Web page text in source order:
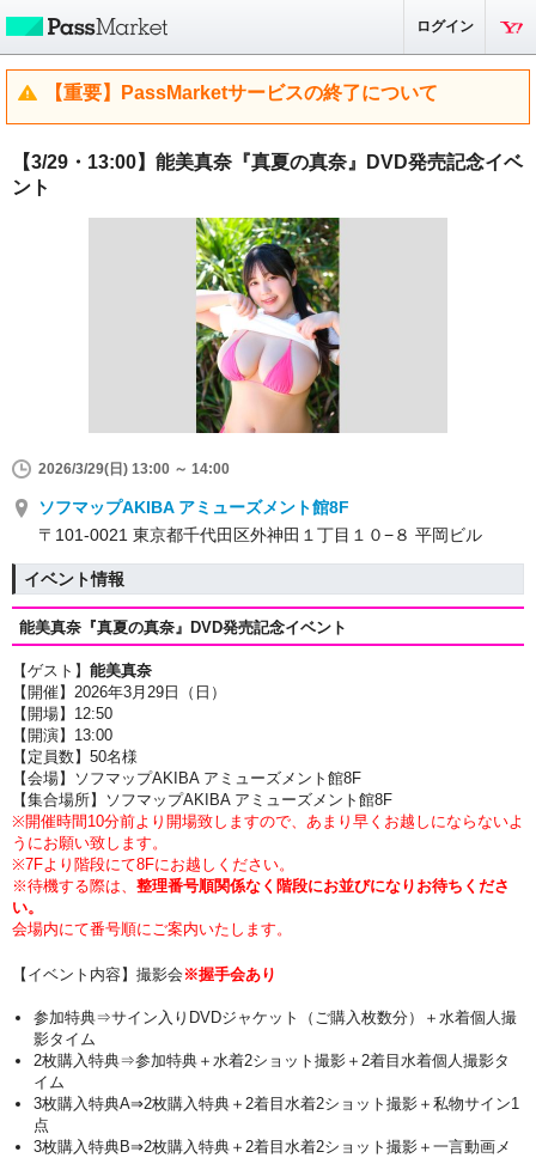
ログイン
【重要】PassMarketサービスの終了について
【3/29・13:00】能美真奈『真夏の真奈』DVD発売記念イベ
ント
2026/3/29(日) 13:00 ～ 14:00
ソフマップAKIBA アミューズメント館8F
〒101-0021 東京都千代田区外神田１丁目１０−８ 平岡ビル
イベント情報
能美真奈『真夏の真奈』 DVD発売記念イベント
【ゲスト】 能美真奈
【開催】2026年3月29日（日）
【開場】12:50
【開演】13:00
【定員数】50名様
【会場】ソフマップAKIBA アミューズメント館8F
【集合場所】ソフマップAKIBA アミューズメント館8F
※開催時間10分前より開場致しますので、あまり早くお越しにならないよ
うにお願い致します。
※7Fより階段にて8Fにお越しください。
※待機する際は、 整理番号順関係なく階段にお並びになりお待ちくださ
い。
会場内にて番号順にご案内いたします。
【イベント内容】撮影会 ※握手会あり
参加特典⇒サイン入りDVDジャケット（ご購入枚数分）＋ 水着個人撮
影タイム
2枚購入特典⇒参加特典 ＋水着2ショット撮影 ＋2着目水着個人撮影タ
イム
3枚購入特典A⇒2枚購入特典＋2着目水着2ショット撮影＋私物サイン1
点
3枚購入特典B⇒2枚購入特典＋2着目水着2ショット撮影＋一言動画メ